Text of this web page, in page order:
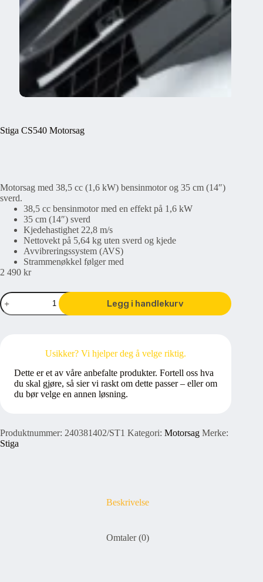
Stiga CS540 Motorsag
Motorsag med 38,5 cc (1,6 kW) bensinmotor og 35 cm (14″)
sverd.
38,5 cc bensinmotor med en effekt på 1,6 kW
35 cm (14″) sverd
Kjedehastighet 22,8 m/s
Nettovekt på 5,64 kg uten sverd og kjede
Avvibreringssystem (AVS)
Strammenøkkel følger med
2 490 kr
Stiga
CS540
Motorsag
Legg i handlekurv
Usikker? Vi hjelper deg å velge riktig.
Dette er et av våre anbefalte produkter. Fortell oss hva
du skal gjøre, så sier vi raskt om dette passer – eller om
du bør velge en annen løsning.
Produktnummer: 240381402/ST1 Kategori: Motorsag Merke:
Stiga
Beskrivelse
Omtaler (0)